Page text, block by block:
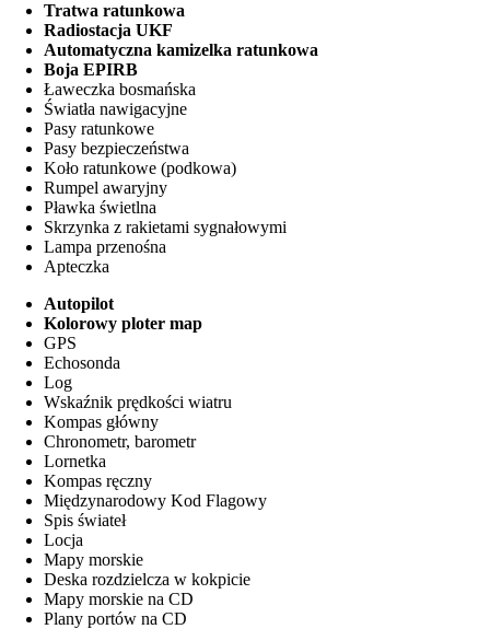
Tratwa ratunkowa
Radiostacja UKF
Automatyczna kamizelka ratunkowa
Boja EPIRB
Ławeczka bosmańska
Światła nawigacyjne
Pasy ratunkowe
Pasy bezpieczeństwa
Koło ratunkowe (podkowa)
Rumpel awaryjny
Pławka świetlna
Skrzynka z rakietami sygnałowymi
Lampa przenośna
Apteczka
Autopilot
Kolorowy ploter map
GPS
Echosonda
Log
Wskaźnik prędkości wiatru
Kompas główny
Chronometr, barometr
Lornetka
Kompas ręczny
Międzynarodowy Kod Flagowy
Spis świateł
Locja
Mapy morskie
Deska rozdzielcza w kokpicie
Mapy morskie na CD
Plany portów na CD